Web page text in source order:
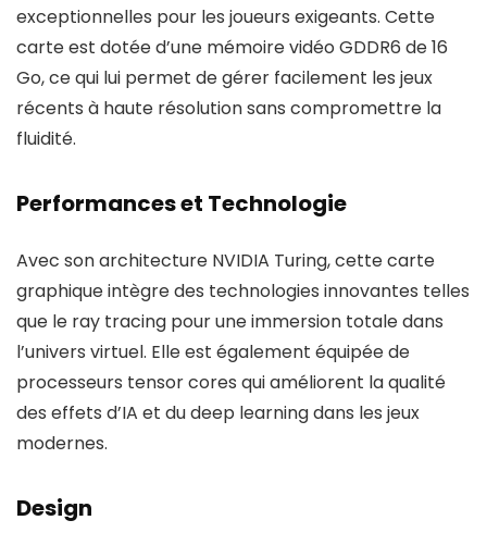
exceptionnelles pour les joueurs exigeants. Cette
carte est dotée d’une mémoire vidéo GDDR6 de 16
Go, ce qui lui permet de gérer facilement les jeux
récents à haute résolution sans compromettre la
fluidité.
Performances et Technologie
Avec son architecture NVIDIA Turing, cette carte
graphique intègre des technologies innovantes telles
que le ray tracing pour une immersion totale dans
l’univers virtuel. Elle est également équipée de
processeurs tensor cores qui améliorent la qualité
des effets d’IA et du deep learning dans les jeux
modernes.
Design